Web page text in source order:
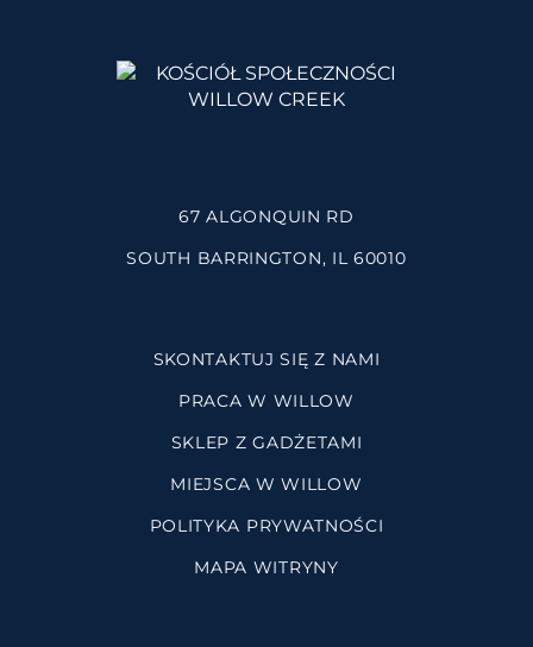
67 ALGONQUIN RD
SOUTH BARRINGTON, IL 60010
SKONTAKTUJ SIĘ Z NAMI
PRACA W WILLOW
SKLEP Z GADŻETAMI
MIEJSCA W WILLOW
POLITYKA PRYWATNOŚCI
MAPA WITRYNY